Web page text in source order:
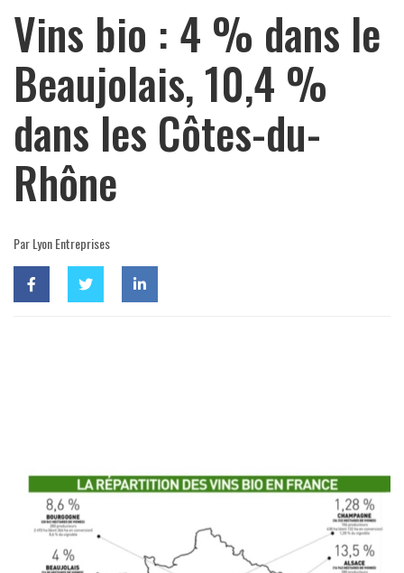
Vins bio : 4 % dans le
Beaujolais, 10,4 %
dans les Côtes-du-
Rhône
Par Lyon Entreprises